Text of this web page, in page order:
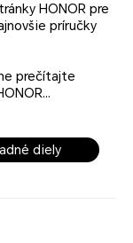
HONOR pre
príručky
prečítajte
diely